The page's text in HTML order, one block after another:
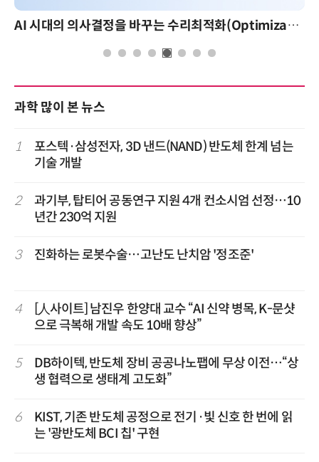
AI 시대의 의사결정을 바꾸는 수리최적화(Optimization): 실제 산업 적용 사례와 활용 전략
과학 많이 본 뉴스
1
포스텍·삼성전자, 3D 낸드(NAND) 반도체 한계 넘는
기술 개발
2
과기부, 탑티어 공동연구 지원 4개 컨소시엄 선정…10
년간 230억 지원
3 진화하는 로봇수술…고난도 난치암 '정조준'
4
[人사이트] 남진우 한양대 교수 “AI 신약 병목, K-문샷
으로 극복해 개발 속도 10배 향상”
5
DB하이텍, 반도체 장비 공공나노팹에 무상 이전…“상
생 협력으로 생태계 고도화”
6
KIST, 기존 반도체 공정으로 전기·빛 신호 한 번에 읽
는 '광반도체 BCI 칩' 구현